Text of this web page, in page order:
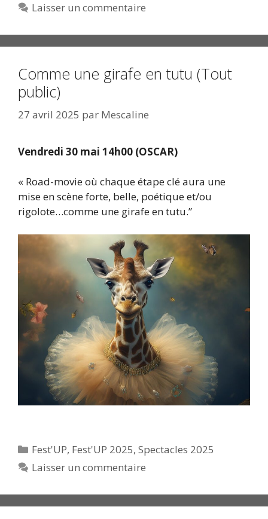
Laisser un commentaire
Comme une girafe en tutu (Tout
public)
27 avril 2025 par Mescaline
Vendredi 30 mai 14h00 (OSCAR)
« Road-movie où chaque étape clé aura une
mise en scène forte, belle, poétique et/ou
rigolote…comme une girafe en tutu.”
Catégories
Fest'UP, Fest'UP 2025,Spectacles 2025
Laisser un commentaire